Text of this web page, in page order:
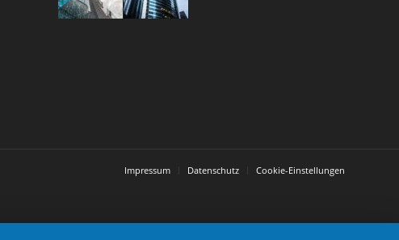
Impressum Datenschutz Cookie-Einstellungen